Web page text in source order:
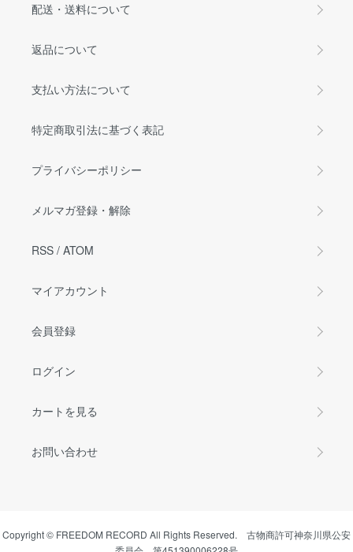
配送・送料について
返品について
支払い方法について
特定商取引法に基づく表記
プライバシーポリシー
メルマガ登録・解除
RSS / ATOM
マイアカウント
会員登録
ログイン
カートを見る
お問い合わせ
Copyright © FREEDOM RECORD All Rights Reserved. 古物商許可神奈川県公安